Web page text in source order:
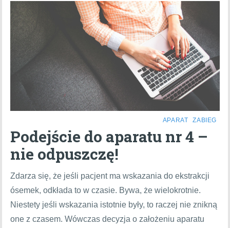
APARAT ZABIEG
Podejście do aparatu nr 4 –
nie odpuszczę!
Zdarza się, że jeśli pacjent ma wskazania do ekstrakcji
ósemek, odkłada to w czasie. Bywa, że wielokrotnie.
Niestety jeśli wskazania istotnie były, to raczej nie znikną
one z czasem. Wówczas decyzja o założeniu aparatu